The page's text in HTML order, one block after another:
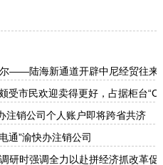
——陆海新通道开辟中尼经贸往来
受市民欢迎卖得更好，占据柜台
注销公司个人账户即将跨省共济
通”渝快办注销公司
研时强调全力以赴拼经济抓改革